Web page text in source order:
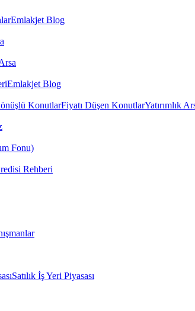
Emlakjet Blog
Emlakjet Blog
KonutlarFiyatı Düşen KonutlarYatırımlık
Fonu)
Rehberi
Satılık İş Yeri Piyasası